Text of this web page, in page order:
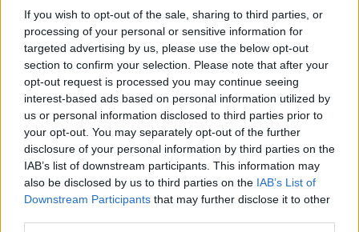
If you wish to opt-out of the sale, sharing to third parties, or
processing of your personal or sensitive information for
targeted advertising by us, please use the below opt-out
section to confirm your selection. Please note that after your
opt-out request is processed you may continue seeing
interest-based ads based on personal information utilized by
us or personal information disclosed to third parties prior to
your opt-out. You may separately opt-out of the further
disclosure of your personal information by third parties on the
IAB’s list of downstream participants. This information may
also be disclosed by us to third parties on the IAB’s List of
Downstream Participants that may further disclose it to other
vonhat az ember szeme elé, ott motoszkál
Ludlowban és a film több szereplőjében is. Hősünk
nem csupán céltudatos gondolkodásmódja miatt
emelkedik ki az embertársai közül, hanem azért is,
mert nem enged a benne megbúvó düh
elharapódzásának, pedig bőven lenne oka rá. A
karakter története több ponton a bibliai Jób
történetére hajaz: Ludlow csendes, békés ember,
mégis különféle sorscsapások érik. Nagy kérdés,
hogy tud-e hűséges maradni az életét vezérlő
alapvető elvekhez, vagy átadja magát a tomboló
dühnek? Kicsit kifordítva a dolgot: meddig lehet
igazságos és jó az ember egy igazságtalan világban?